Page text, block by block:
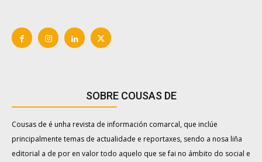
SOBRE COUSAS DE
Cousas de é unha revista de información comarcal, que inclúe
principalmente temas de actualidade e reportaxes, sendo a nosa liña
editorial a de por en valor todo aquelo que se fai no ámbito do social e